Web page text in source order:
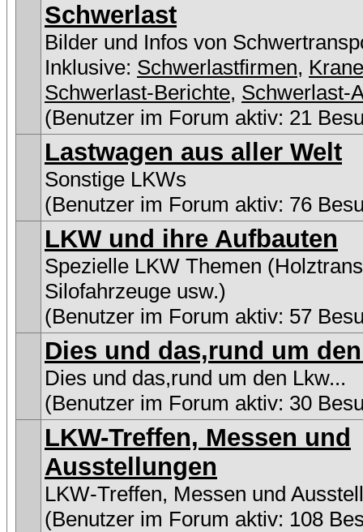
Schwerlast
Bilder und Infos von
Inklusive: Schwerlastfirmen, Krane
Schwerlast-Berichte, Schwerlast-
(Benutzer im Forum aktiv: 21
Lastwagen aus aller Welt
Sonstige LKWs
(Benutzer im Forum aktiv: 76
LKW und ihre Aufbauten
Spezielle LKW Themen
Silofahrzeuge usw.)
(Benutzer im Forum aktiv: 57
Dies und das,rund um
Dies und das,rund um den Lkw...
(Benutzer im Forum aktiv: 30
LKW-Treffen, Messen und
Ausstellungen
LKW-Treffen, Messen und
(Benutzer im Forum aktiv: 108